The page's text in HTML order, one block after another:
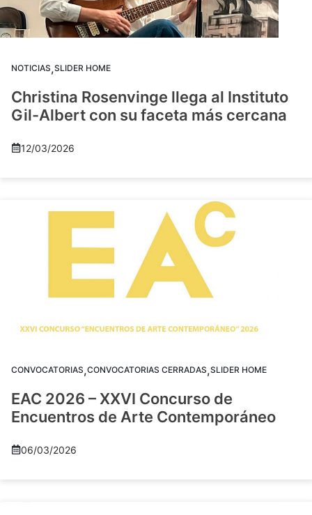
NOTICIAS,SLIDER HOME
Christina Rosenvinge llega al Instituto
Gil-Albert con su faceta más cercana
12/03/2026
CONVOCATORIAS,CONVOCATORIAS CERRADAS,SLIDER HOME
EAC 2026 – XXVI Concurso de
Encuentros de Arte Contemporáneo
06/03/2026